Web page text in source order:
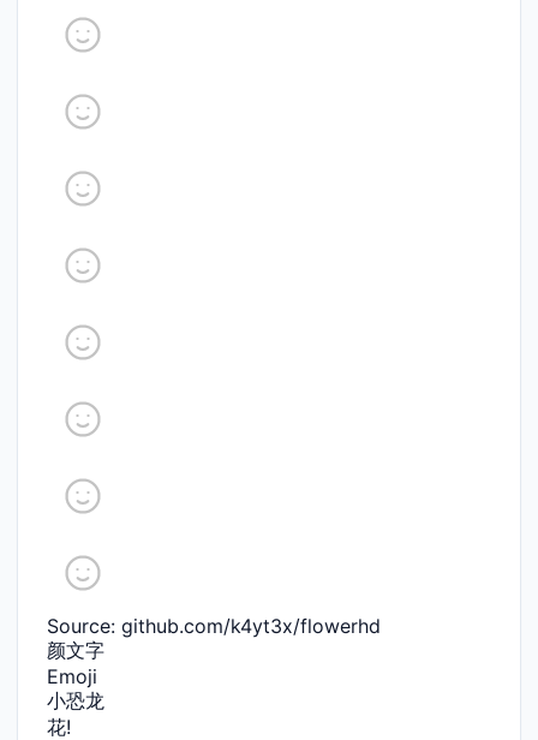
Source: github.com/k4yt3x/flowerhd
颜文字
Emoji
小恐龙
花!